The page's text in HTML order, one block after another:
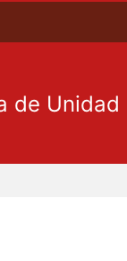
de Unidad